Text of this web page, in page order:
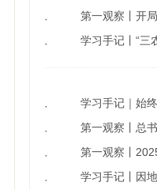
· 第一观察丨开
· 学习手记丨“三
· 学习手记｜始
· 第一观察丨总
· 第一观察丨
· 学习手记丨因